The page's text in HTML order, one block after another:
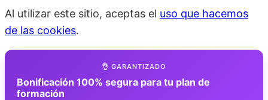
Al utilizar este sitio, aceptas el uso que hacemos
de las cookies.
👌 GARANTIZADO
Bonificación 100% segura para tu plan de
formación